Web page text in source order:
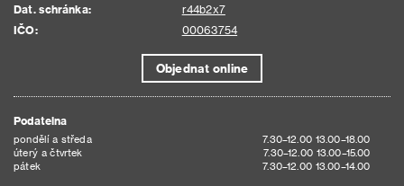
Dat. schránka:
r44b2x7
IČO:
00063754
Objednat online
Podatelna
pondělí a středa
7.30–12.00 13.00–18.00
úterý a čtvrtek
7.30–12.00 13.00–15.00
pátek
7.30–12.00 13.00–14.00